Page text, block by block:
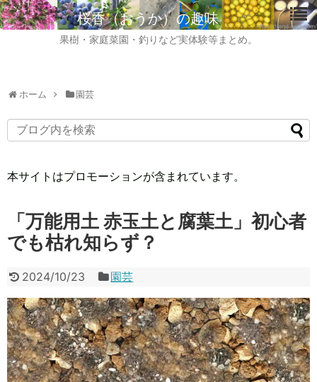
桜香（おうか）の趣味
果樹・家庭菜園・釣りなど実体験等まとめ。
ホーム 園芸
本サイトはプロモーションが含まれています。
「万能用土 赤玉土と腐葉土」初心者
でも枯れ知らず？
2024/10/23 園芸